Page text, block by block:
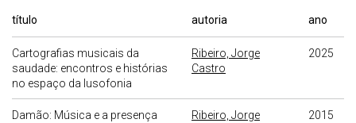
título autoria ano
Cartografias musicais da
saudade: encontros e histórias
no espaço da lusofonia
Ribeiro, Jorge
Castro
2025
Damão: Música e a presença
Ribeiro, Jorge
2015